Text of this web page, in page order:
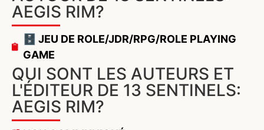
AEGIS RIM?
🗄️ JEU DE ROLE/JDR/RPG/ROLE PLAYING
GAME
QUI SONT LES AUTEURS ET
L'ÉDITEUR DE 13 SENTINELS:
AEGIS RIM?